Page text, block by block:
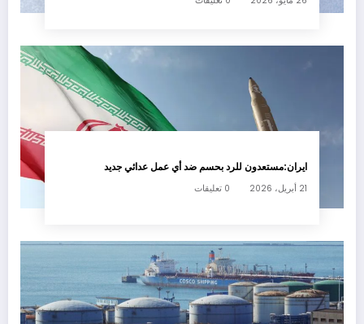
ايران:مستعدون للرد بحسم ضد أي عمل عدائي جديد
21 أبريل، 2026 0 تعليقات